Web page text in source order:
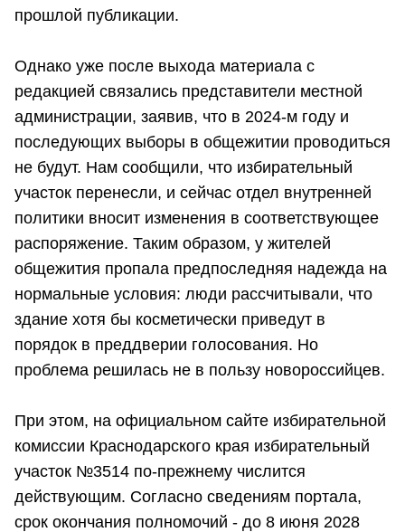
прошлой публикации.
Однако уже после выхода материала с
редакцией связались представители местной
администрации, заявив, что в 2024-м году и
последующих выборы в общежитии проводиться
не будут. Нам сообщили, что избирательный
участок перенесли, и сейчас отдел внутренней
политики вносит изменения в соответствующее
распоряжение. Таким образом, у жителей
общежития пропала предпоследняя надежда на
нормальные условия: люди рассчитывали, что
здание хотя бы косметически приведут в
порядок в преддверии голосования. Но
проблема решилась не в пользу новороссийцев.
При этом, на официальном сайте избирательной
комиссии Краснодарского края избирательный
участок №3514 по-прежнему числится
действующим. Согласно сведениям портала,
срок окончания полномочий - до 8 июня 2028